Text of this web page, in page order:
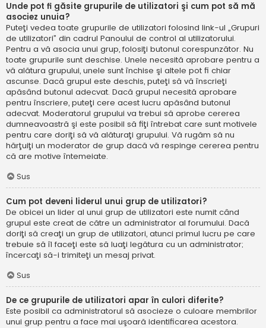
Unde pot fi găsite grupurile de utilizatori şi cum pot să mă
asociez unuia?
Puteţi vedea toate grupurile de utilizatori folosind link-ul „Grupuri
de utilizatori” din cadrul Panoului de control al utilizatorului.
Pentru a vă asocia unui grup, folosiţi butonul corespunzător. Nu
toate grupurile sunt deschise. Unele necesită aprobare pentru a
vă alătura grupului, unele sunt închise şi altele pot fi chiar
ascunse. Dacă grupul este deschis, puteţi să vă înscrieţi
apăsând butonul adecvat. Dacă grupul necesită aprobare
pentru înscriere, puteţi cere acest lucru apăsând butonul
adecvat. Moderatorul grupului va trebui să aprobe cererea
dumneavoastră şi este posibil să fiţi întrebat care sunt motivele
pentru care doriţi să vă alăturaţi grupului. Vă rugăm să nu
hărţuiţi un moderator de grup dacă vă respinge cererea pentru
că are motive întemeiate.
Sus
Cum pot deveni liderul unui grup de utilizatori?
De obicei un lider al unui grup de utilizatori este numit când
grupul este creat de către un administrator al forumului. Dacă
doriţi să creaţi un grup de utilizatori, atunci primul lucru pe care
trebuie să îl faceţi este să luaţi legătura cu un administrator;
încercaţi să-i trimiteţi un mesaj privat.
Sus
De ce grupurile de utilizatori apar în culori diferite?
Este posibil ca administratorul să asocieze o culoare membrilor
unui grup pentru a face mai uşoară identificarea acestora.